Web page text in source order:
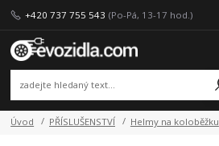
+420 737 755 543 (Po-Pá, 13-17 hod.)
Úvod PŘÍSLUŠENSTVÍ Helmy na koloběžku